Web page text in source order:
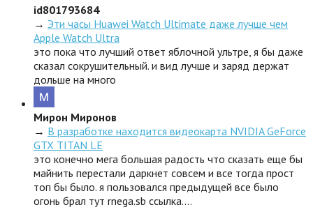
id801793684
→ Эти часы Huawei Watch Ultimate даже лучше чем
Apple Watch Ultra
это пока что лучший ответ яблочной ультре, я бы даже
сказал сокрушительный. и вид лучше и заряд держат
дольше на много
Мирон Миронов
→ В разработке находится видеокарта NVIDIA GeForce
GTX TITAN LE
это конечно мега большая радость что сказать еще бы
майнить перестали даркнет совсем и все тогда прост
топ бы было. я пользовался предыдущей все было
огонь брал тут rnega.sb ссылка.…